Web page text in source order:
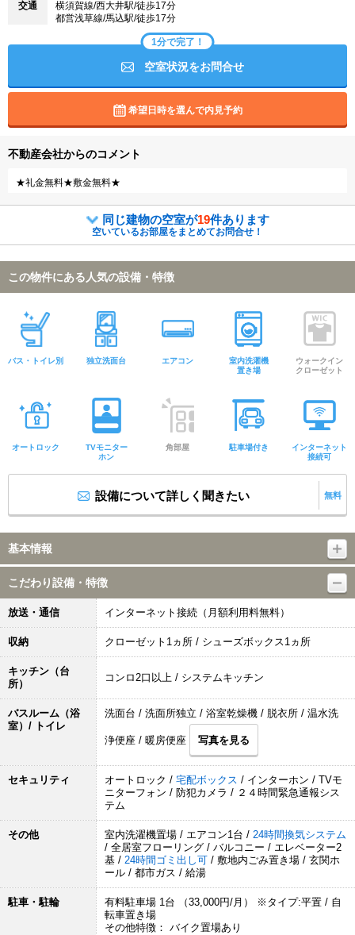
交通
横須賀線/西大井駅/徒歩17分
都営浅草線/馬込駅/徒歩17分
1分で完了！
空室状況をお問合せ
希望日時を選んで内見予約
不動産会社からのコメント
★礼金無料★敷金無料★
同じ建物の空室が19件あります
空いているお部屋をまとめてお問合せ！
この物件にある人気の設備・特徴
バス・トイレ別 独立洗面台 エアコン
室内洗濯機
置き場
ウォークイン
クローゼット
オートロック
TVモニター
ホン
角部屋 駐車場付き
インターネット
接続可
設備について詳しく聞きたい 無料
基本情報
こだわり設備・特徴
放送・通信 インターネット接続（月額利用料無料）
収納 クローゼット1ヵ所 / シューズボックス1ヵ所
キッチン（台
所）
コンロ2口以上 / システムキッチン
バスルーム（浴
室）/ トイレ
洗面台 / 洗面所独立 / 浴室乾燥機 / 脱衣所 / 温水洗
浄便座 / 暖房便座 写真を見る
セキュリティ オートロック / 宅配ボックス / インターホン / TVモ
ニターフォン / 防犯カメラ / ２４時間緊急通報シス
テム
その他 室内洗濯機置場 / エアコン1台 / 24時間換気システム
/ 全居室フローリング / バルコニー / エレベーター2
基 / 24時間ゴミ出し可 / 敷地内ごみ置き場 / 玄関ホ
ール / 都市ガス / 給湯
駐車・駐輪
有料駐車場 1台 （33,000円/月） ※タイプ:平置 / 自
転車置き場
その他特徴： バイク置場あり